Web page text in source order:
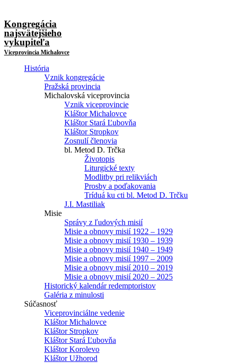
Kongregácia
najsvätejšieho
vykupiteľa
Viceprovincia Michalovce
História
Vznik kongregácie
Pražská provincia
Michalovská viceprovincia
Vznik viceprovincie
Kláštor Michalovce
Kláštor Stará Ľubovňa
Kláštor Stropkov
Zosnulí členovia
bl. Metod D. Trčka
Životopis
Liturgické texty
Modlitby pri relikviách
Prosby a poďakovania
Tríduá ku cti bl. Metod D. Trčku
J.I. Mastiliak
Misie
Správy z ľudových misií
Misie a obnovy misií 1922 – 1929
Misie a obnovy misií 1930 – 1939
Misie a obnovy misií 1940 – 1949
Misie a obnovy misií 1997 – 2009
Misie a obnovy misií 2010 – 2019
Misie a obnovy misií 2020 – 2025
Historický kalendár redemptoristov
Galéria z minulosti
Súčasnosť
Viceprovinciálne vedenie
Kláštor Michalovce
Kláštor Stropkov
Kláštor Stará Ľubovňa
Kláštor Korolevo
Kláštor Užhorod